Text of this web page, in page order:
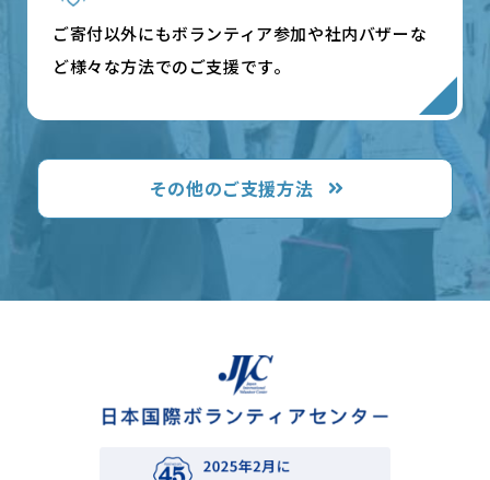
ご寄付以外にもボランティア参加や社内バザーな
ど様々な方法でのご支援です。
その他のご支援方法